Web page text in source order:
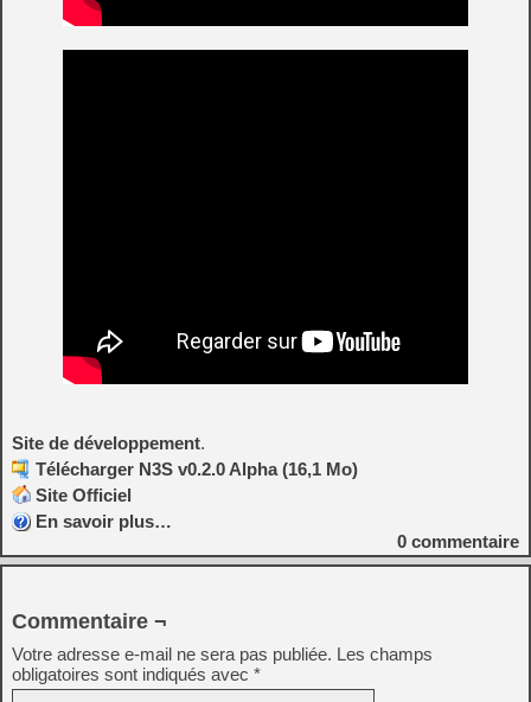
Site de développement.
Télécharger N3S v0.2.0 Alpha (16,1 Mo)
Site Officiel
En savoir plus…
0 commentaire
Commentaire ¬
Votre adresse e-mail ne sera pas publiée. Les champs
obligatoires sont indiqués avec *